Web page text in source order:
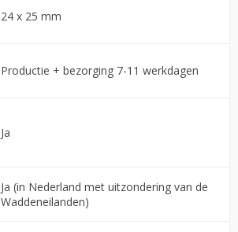
24 x 25 mm
Productie + bezorging 7-11 werkdagen
Ja
Ja (in Nederland met uitzondering van de
Waddeneilanden)